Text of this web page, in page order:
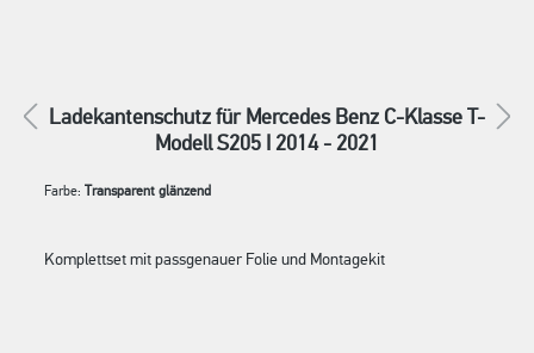
Ladekantenschutz für Mercedes Benz C-Klasse T-
Modell S205 I 2014 - 2021
Farbe: Transparent glänzend
Komplettset mit passgenauer Folie und Montagekit